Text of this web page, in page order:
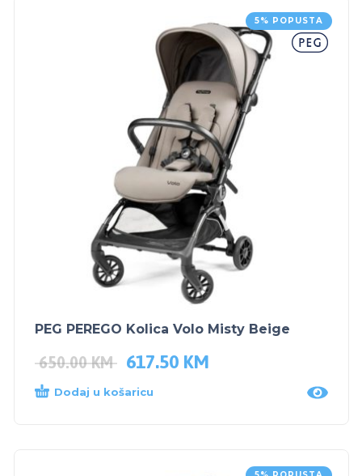
5% POPUSTA
PEG PEREGO Kolica Volo Misty Beige
650.00KM 617.50 KM
Dodaj u košaricu